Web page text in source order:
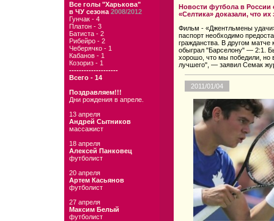
Все голы "Харькова"
в ЧУ сезона 2008/2012
Гунчак - 4
Платон - 3
Батиста - 2
Рибейро - 2
Чеберячко - 1
Кабанов - 1
Козориз - 1
--------------------
Всего - 14
Поздравляем!!!
Дни рождения в апреле.
13 апреля
Андрей Сытников
массажист
18 апреля
Алексей Панковец
футболист
20 апреля
Артем Касьянов
футболист
27 апреля
Максим Белый
футболист
Новости футбола в России
«Селтика» доказали, что
Фильм - «Джентльмены
паспорт необходимо
гражданства. В другом матче
обыграл "Барселону" — 2:1.
хорошо, что мы победили, но
лучшего", — заявил Семак
2011/01/04